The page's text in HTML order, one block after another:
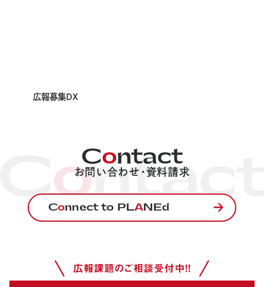
Company
会社概要
News
お知らせ
広報募集DX
oContact
お問い合わせ・資料請求
Connect to PLA NEd